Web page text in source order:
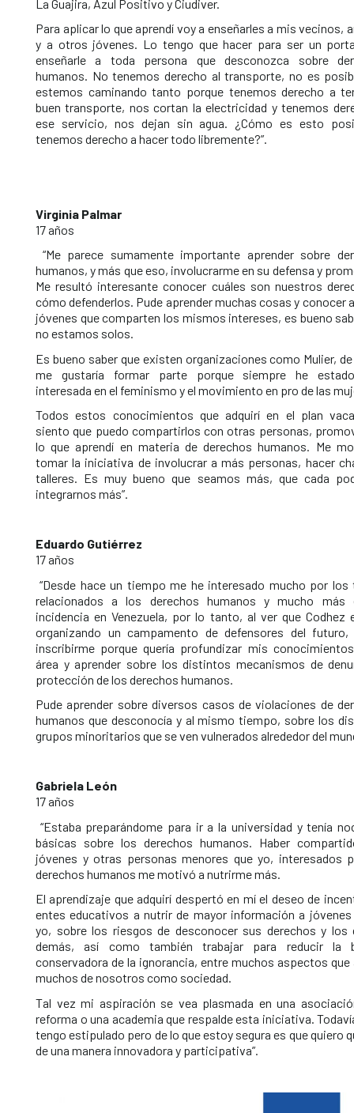
La Guajira, Azul Positivo y Ciudiver.
Para aplicar lo que aprendí voy a enseñarles a mis vecinos,
y a otros jóvenes. Lo tengo que hacer para ser un
enseñarle a toda persona que desconozca sobre
humanos. No tenemos derecho al transporte, no es
estemos caminando tanto porque tenemos derecho a
buen transporte, nos cortan la electricidad y tenemos
ese servicio, nos dejan sin agua. ¿Cómo es esto
tenemos derecho a hacer todo libremente?”.
Virginia Palmar
17 años
“Me parece sumamente importante aprender sobre
humanos, y más que eso, involucrarme en su defensa y
Me resultó interesante conocer cuáles son nuestros
cómo defenderlos. Pude aprender muchas cosas y conocer
jóvenes que comparten los mismos intereses, es bueno
no estamos solos.
Es bueno saber que existen organizaciones como Mulier,
me gustaría formar parte porque siempre he
interesada en el feminismo y el movimiento en pro de las
Todos estos conocimientos que adquirí en el plan
siento que puedo compartirlos con otras personas,
lo que aprendí en materia de derechos humanos. Me
tomar la iniciativa de involucrar a más personas, hacer
talleres. Es muy bueno que seamos más, que cada
integrarnos más”.
Eduardo Gutiérrez
17 años
“Desde hace un tiempo me he interesado mucho por los
relacionados a los derechos humanos y mucho más
incidencia en Venezuela, por lo tanto, al ver que Codhez
organizando un campamento de defensores del futuro,
inscribirme porque quería profundizar mis
área y aprender sobre los distintos mecanismos de
protección de los derechos humanos.
Pude aprender sobre diversos casos de violaciones de
humanos que desconocía y al mismo tiempo, sobre los
grupos minoritarios que se ven vulnerados alrededor del
Gabriela León
17 años
“Estaba preparándome para ir a la universidad y tenía
básicas sobre los derechos humanos. Haber
jóvenes y otras personas menores que yo, interesados
derechos humanos me motivó a nutrirme más.
El aprendizaje que adquirí despertó en mí el deseo de
entes educativos a nutrir de mayor información a
yo, sobre los riesgos de desconocer sus derechos y los
demás, así como también trabajar para reducir la
conservadora de la ignorancia, entre muchos aspectos que
muchos de nosotros como sociedad.
Tal vez mi aspiración se vea plasmada en una
reforma o una academia que respalde esta iniciativa.
tengo estipulado pero de lo que estoy segura es que quiero
de una manera innovadora y participativa”.